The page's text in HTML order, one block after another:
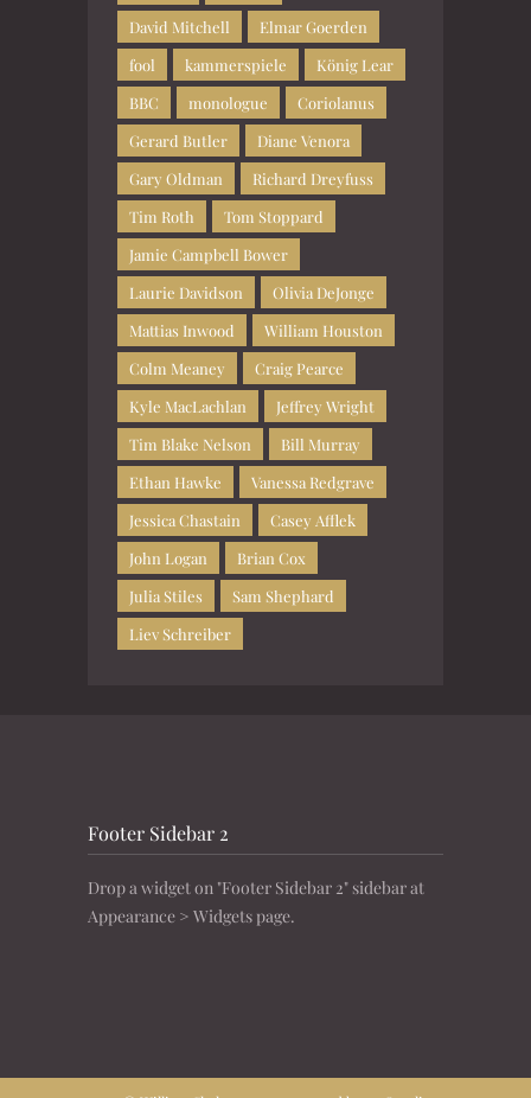
David Mitchell
Elmar Goerden
fool
kammerspiele
König Lear
BBC
monologue
Coriolanus
Gerard Butler
Diane Venora
Gary Oldman
Richard Dreyfuss
Tim Roth
Tom Stoppard
Jamie Campbell Bower
Laurie Davidson
Olivia DeJonge
Mattias Inwood
William Houston
Colm Meaney
Craig Pearce
Kyle MacLachlan
Jeffrey Wright
Tim Blake Nelson
Bill Murray
Ethan Hawke
Vanessa Redgrave
Jessica Chastain
Casey Afflek
John Logan
Brian Cox
Julia Stiles
Sam Shephard
Liev Schreiber
Footer Sidebar 2
Drop a widget on "Footer Sidebar 2" sidebar at
Appearance > Widgets page.